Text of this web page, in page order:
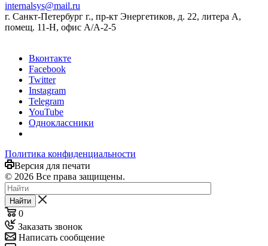
internalsys@mail.ru
г. Санкт-Петербург г., пр-кт Энергетиков, д. 22, литера А,
помещ. 11-Н, офис А/А-2-5
Вконтакте
Facebook
Twitter
Instagram
Telegram
YouTube
Одноклассники
Политика конфиденциальности
Версия для печати
© 2026 Все права защищены.
Найти
0
Заказать звонок
Написать сообщение